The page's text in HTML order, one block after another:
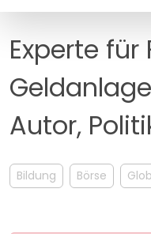
MANAGEMENT
Experte für
Autor,
Bildung Börse